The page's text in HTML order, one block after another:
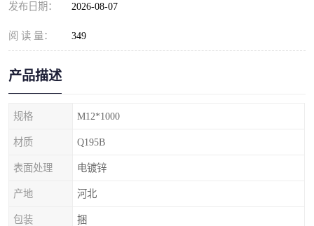
发布日期： 2026-08-07
阅 读 量： 349
产品描述
规格 M12*1000
材质 Q195B
表面处理 电镀锌
产地 河北
包装 捆